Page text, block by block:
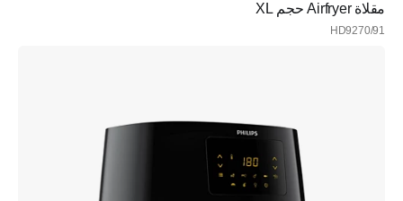
مقلاة Airfryer حجم XL
HD9270/91